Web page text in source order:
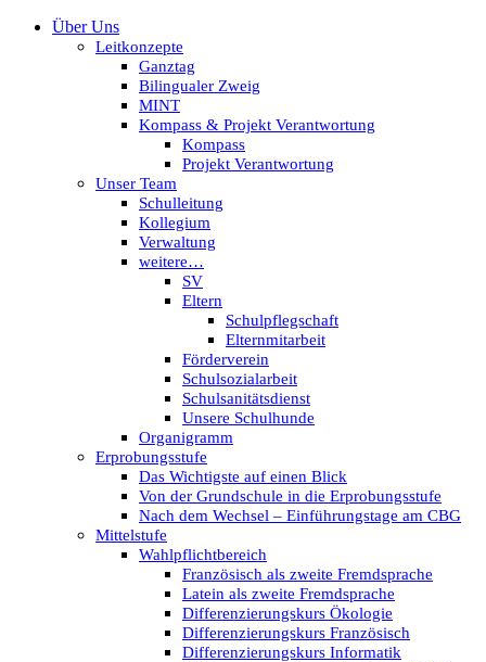
Über Uns
Leitkonzepte
Ganztag
Bilingualer Zweig
MINT
Kompass & Projekt Verantwortung
Kompass
Projekt Verantwortung
Unser Team
Schulleitung
Kollegium
Verwaltung
weitere…
SV
Eltern
Schulpflegschaft
Elternmitarbeit
Förderverein
Schulsozialarbeit
Schulsanitätsdienst
Unsere Schulhunde
Organigramm
Erprobungsstufe
Das Wichtigste auf einen Blick
Von der Grundschule in die Erprobungsstufe
Nach dem Wechsel – Einführungstage am CBG
Mittelstufe
Wahlpflichtbereich
Französisch als zweite Fremdsprache
Latein als zweite Fremdsprache
Differenzierungskurs Ökologie
Differenzierungskurs Französisch
Differenzierungskurs Informatik